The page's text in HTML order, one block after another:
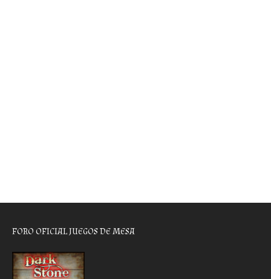
FORO OFICIAL JUEGOS DE MESA